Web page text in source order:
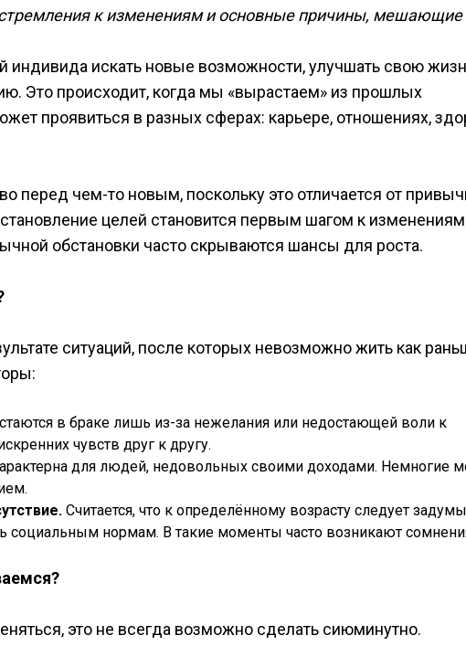
к изменениям и основные причины, мешающие
искать новые возможности, улучшать свою
Это происходит, когда мы «вырастаем» из прошлых
проявиться в разных сферах: карьере, отношениях,
перед чем-то новым, поскольку это отличается от
целей становится первым шагом к
обстановки часто скрываются шансы для роста.
ситуаций, после которых невозможно жить как
в браке лишь из-за нежелания или недостающей воли к
чувств друг к другу.
для людей, недовольных своими доходами. Немногие
Считается, что к определённому возрасту следует
социальным нормам. В такие моменты часто возникают
это не всегда возможно сделать сиюминутно.